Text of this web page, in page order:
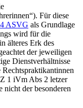
Für diese
ASVG als Grundlage
wird für die
älteres Erk des
der jeweiligen
Dienstverhältnisse
Rechtspraktikantinnen
1 iVm Abs 2 letzer
nicht der besonderen